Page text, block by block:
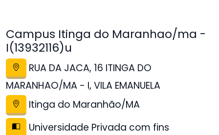
Campus Itinga do Maranhao/ma -
I(13932116)u
RUA DA JACA, 16 ITINGA DO
MARANHAO/MA - I, VILA EMANUELA
Itinga do Maranhão/MA
Universidade Privada com fins